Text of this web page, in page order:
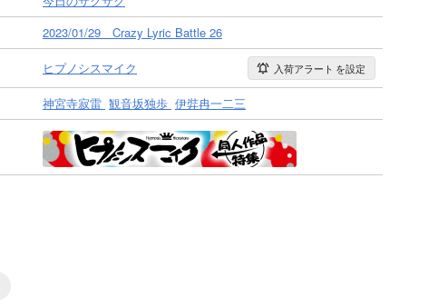
2023/01/29 Crazy Lyric Battle 26
ヒプノシスマイク 入荷アラート を設定
神宮寺寂雷 観音坂独歩 伊弉冉一二三